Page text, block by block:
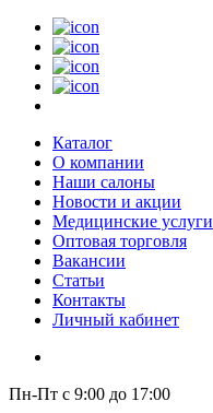
Каталог
О компании
Наши салоны
Новости и акции
Медицинские услуги
Оптовая торговля
Вакансии
Статьи
Контакты
Личный кабинет
Пн-Пт с 9:00 до 17:00